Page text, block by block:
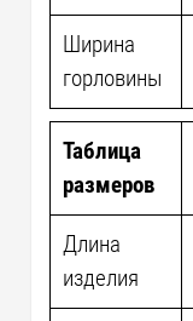
Ширина
горловины
Таблица
размеров
Длина
изделия